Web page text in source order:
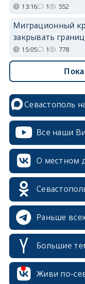
13:16 1 552
Миграционный
закрывать
15:05 1 778
Севастополь
Все наши
О местном
Раньше
Большие
Живи по-